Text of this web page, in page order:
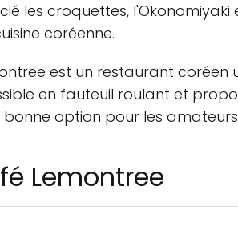
les croquettes,
coréenne.
est un restaurant
en fauteuil roulant et
option pour les
Lemontree